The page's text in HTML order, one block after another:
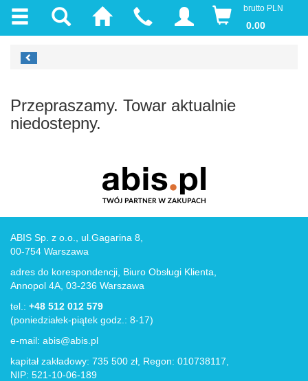
brutto PLN
0.00
Przepraszamy. Towar aktualnie
niedostepny.
ABIS Sp. z o.o., ul.Gagarina 8,
00-754 Warszawa
adres do korespondencji, Biuro Obsługi Klienta,
Annopol 4A, 03-236 Warszawa
tel.: +48 512 012 579
(poniedziałek-piątek godz.: 8-17)
e-mail: abis@abis.pl
kapitał zakładowy: 735 500 zł, Regon: 010738117,
NIP: 521-10-06-189